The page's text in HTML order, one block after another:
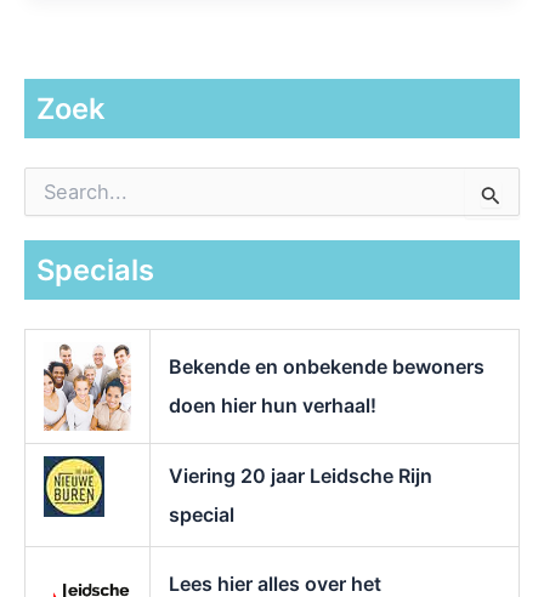
Zoek
a
Specials
Bekende en onbekende bewoners
doen hier hun verhaal!
Viering 20 jaar Leidsche Rijn
special
Lees hier alles over het